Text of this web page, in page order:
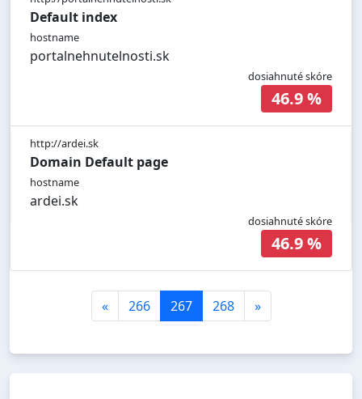
Default index
hostname
portalnehnutelnosti.sk
dosiahnuté skóre
46.9 %
http://ardei.sk
Domain Default page
hostname
ardei.sk
dosiahnuté skóre
46.9 %
« 266 267 268 »